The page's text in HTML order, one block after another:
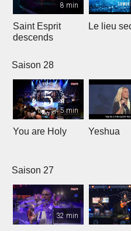
8 min
Saint Esprit
descends
Le lieu
Saison 28
5 min
You are Holy Yeshua
Saison 27
32 min